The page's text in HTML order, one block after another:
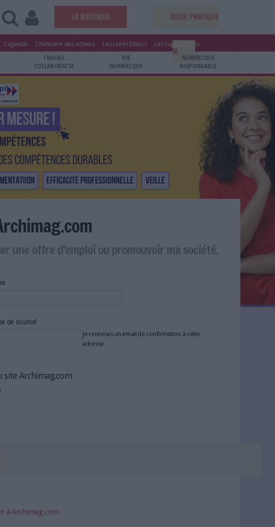
LA BOUTIQUE GUIDE PRATIQUE
IA
L'agenda L'Annuaire des acteurs Les Livres blancs Les Suppléments
TRAVAIL
COLLABORATIF
VIE
NUMÉRIQUE
NUMÉRIQUE
RESPONSABLE
une offre d'emploi ou promouvoir ma société.
de courriel
Je recevrais un email de confirmation à cette
adresse
site Archimag.com
à Archimag.com